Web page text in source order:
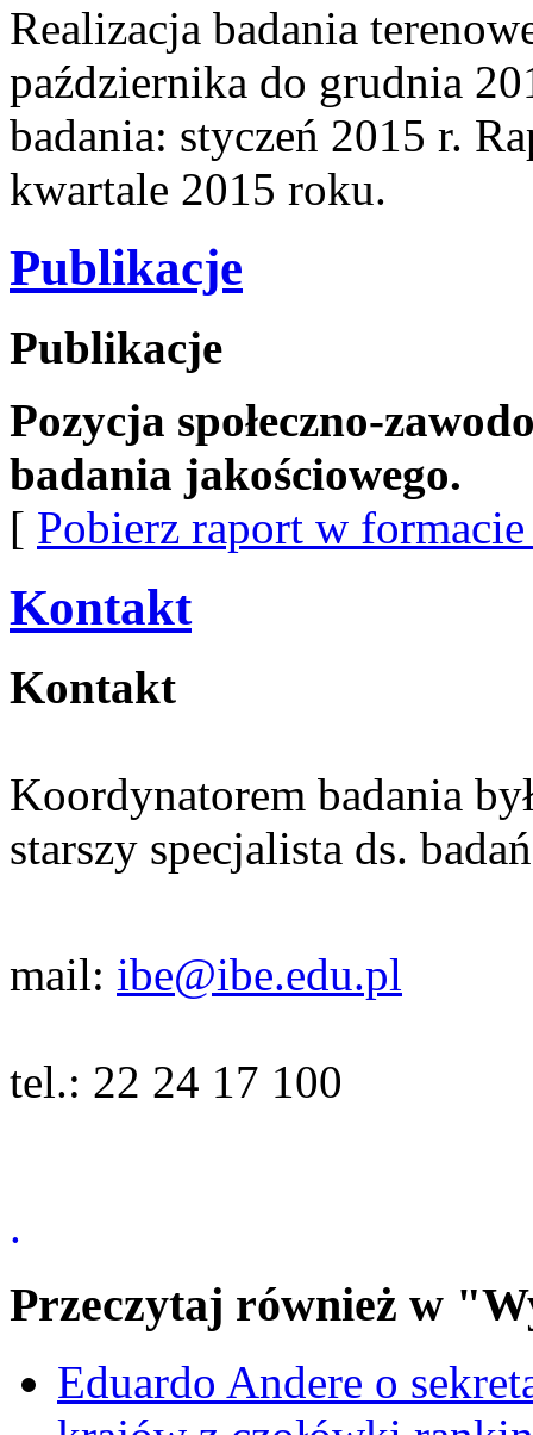
Realizacja badania
października do grudnia
badania: styczeń 2015 r.
kwartale 2015 roku.
Publikacje
Publikacje
Pozycja społeczno-
badania jakościowego.
[ Pobierz raport w
Kontakt
Kontakt
Koordynatorem badania
starszy specjalista ds.
mail: ibe@ibe.edu.pl
tel.: 22 24 17 100
.
Przeczytaj również w
Eduardo Andere o